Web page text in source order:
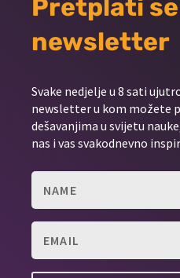
Pretplati
newsletter
Svake nedjelje u 8 sati
newsletter u kom možete
dešavanjima u svijetu
nas i vas svakodnevno